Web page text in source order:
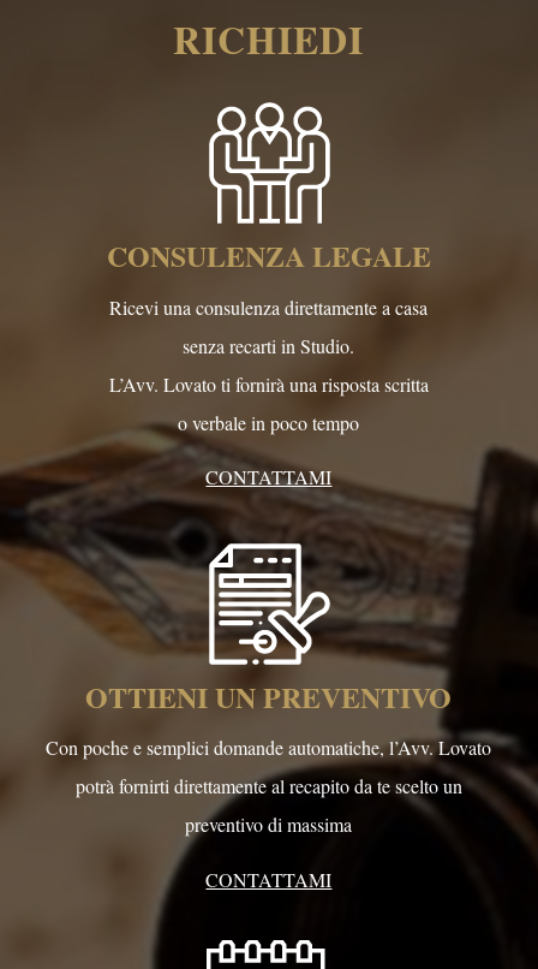
RICHIEDI
CONSULENZA LEGALE
Ricevi una consulenza direttamente a casa
senza recarti in Studio.
L’Avv. Lovato ti fornirà una risposta scritta
o verbale in poco tempo
CONTATTAMI
OTTIENI UN PREVENTIVO
Con poche e semplici domande automatiche, l’Avv. Lovato
potrà fornirti direttamente al recapito da te scelto un
preventivo di massima
CONTATTAMI